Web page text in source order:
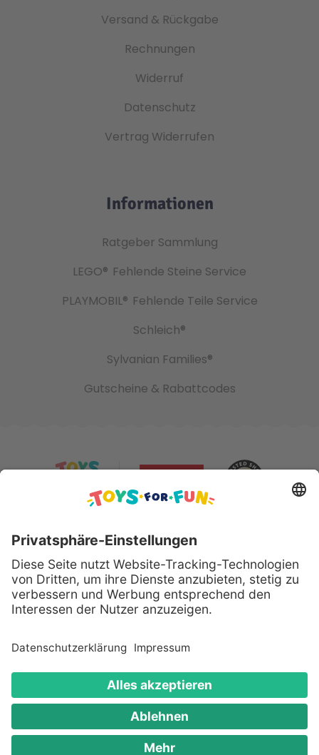
Versand & Rückgabe
Rechnungen
Widerruf
Datenschutz
Vertrag Widerrufen
Informationen
Ratgeber Sammlung
LEGO® Fehlende Steine Service
PLAYMOBIL® Fehlende Teile Service
Schleich®
Sylvanian Families®
Gutscheine & Rabattcodes
Sicher bezahlen mit:
Alle genannten Produkte und Logos sind eingetragene
Warenzeichen der jeweiligen Hersteller.
Copyright © 2008 - 2026 Toys for Fun GmbH - Alle
Rechte vorbehalten